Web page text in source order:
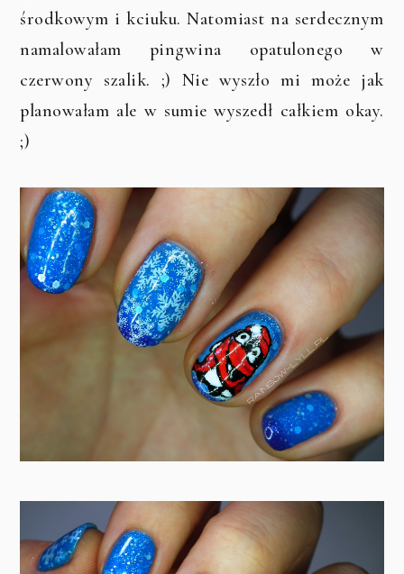
środkowym i kciuku. Natomiast na serdecznym
namalowałam pingwina opatulonego w
czerwony szalik. ;) Nie wyszło mi może jak
planowałam ale w sumie wyszedł całkiem okay.
;)